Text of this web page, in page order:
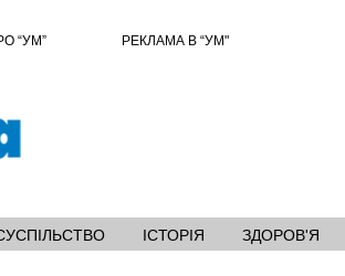
“УМ” РЕКЛАМА В “УМ"
ІСТОРІЯ ЗДОРОВ'Я